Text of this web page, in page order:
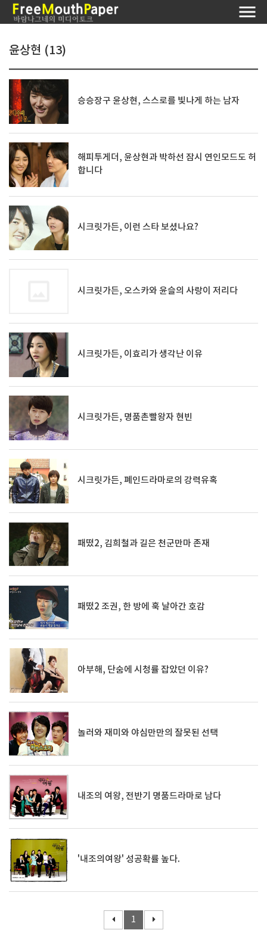
윤상현 (13)
승승장구 윤상현, 스스로를 빛나게 하는 남자
해피투게더, 윤상현과 박하선 잠시 연인모드도 허
합니다
시크릿가든, 이런 스타 보셨나요?
시크릿가든, 오스카와 윤슬의 사랑이 저리다
시크릿가든, 이효리가 생각난 이유
시크릿가든, 명품촌빨왕자 현빈
시크릿가든, 폐인드라마로의 강력유혹
패떴2, 김희철과 길은 천군만마 존재
패떴2 조권, 한 방에 훅 날아간 호감
아부해, 단숨에 시청률 잡았던 이유?
놀러와 재미와 야심만만의 잘못된 선택
내조의 여왕, 전반기 명품드라마로 남다
'내조의여왕' 성공확률 높다.
1